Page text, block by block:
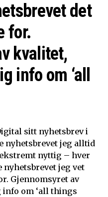
det
for.
kvalitet,
info om ‘all
sitt nyhetsbrev i
nyhetsbrevet jeg alltid
nyttig – hver
nyhetsbrevet jeg vet
Gjennomsyret av
om ‘all things